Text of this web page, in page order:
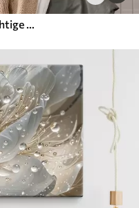
Schilderij van een boeket van prachtige witte en roze pioenrozen in een glazen vaas op een houten tafel